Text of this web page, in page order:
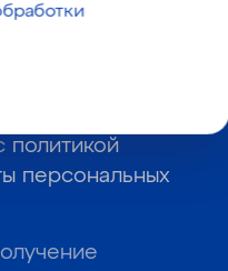
политикой
персональных